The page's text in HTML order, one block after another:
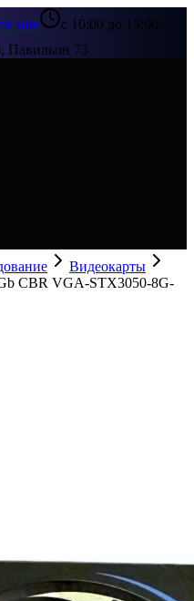
мне
с 10:00 до 19:00
Павильон 73
Видеокарты
CBR VGA-STX3050-8G-